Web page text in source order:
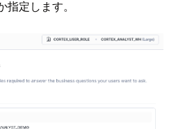
定します。